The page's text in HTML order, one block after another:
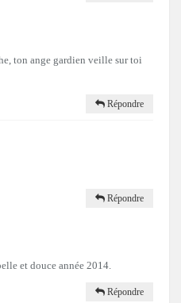
ton ange gardien veille sur toi
Répondre
Répondre
et douce année 2014.
Répondre